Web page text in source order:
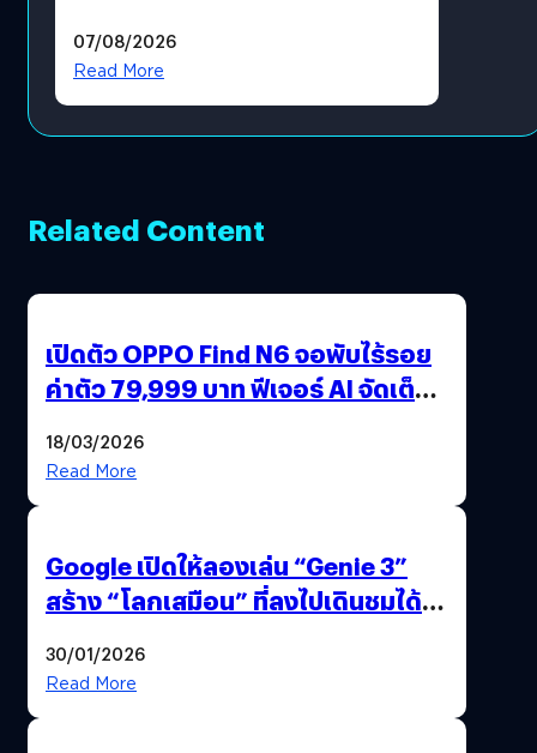
โดยตรง
07/08/2026
Read More
Related Content
เปิดตัว OPPO Find N6 จอพับไร้รอย
ค่าตัว 79,999 บาท ฟีเจอร์ AI จัดเต็ม
18/03/2026
Read More
Google เปิดให้ลองเล่น “Genie 3”
สร้าง “โลกเสมือน” ที่ลงไปเดินชมได้
30/01/2026
Read More